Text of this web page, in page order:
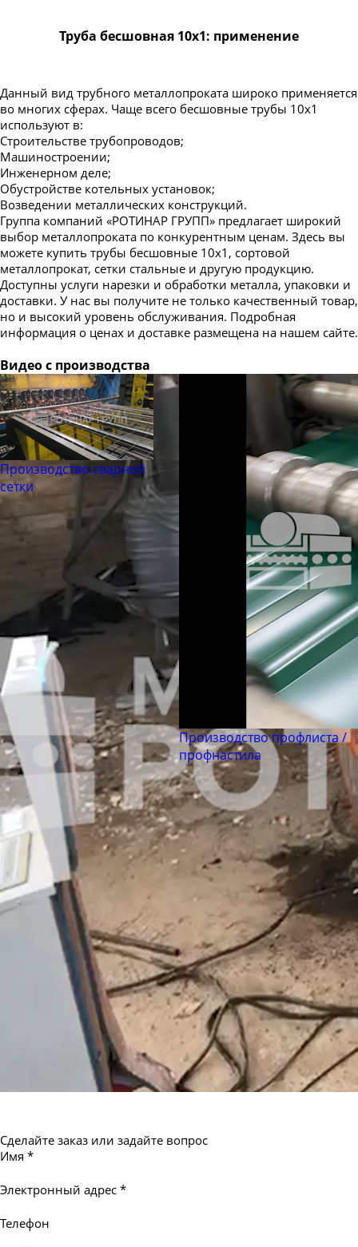
Труба бесшовная 10х1: применение
Данный вид трубного металлопроката широко применяется
во многих сферах. Чаще всего бесшовные трубы 10x1
используют в:
Строительстве трубопроводов;
Машиностроении;
Инженерном деле;
Обустройстве котельных установок;
Возведении металлических конструкций.
Группа компаний «РОТИНАР ГРУПП» предлагает широкий
выбор металлопроката по конкурентным ценам. Здесь вы
можете купить трубы бесшовные 10x1, сортовой
металлопрокат, сетки стальные и другую продукцию.
Доступны услуги нарезки и обработки металла, упаковки и
доставки. У нас вы получите не только качественный товар,
но и высокий уровень обслуживания. Подробная
информация о ценах и доставке размещена на нашем сайте.
Видео с производства
Производство сварной
сетки
Производство профлиста /
профнастила
Сделайте заказ или задайте вопрос
Имя *
Электронный адрес *
Телефон